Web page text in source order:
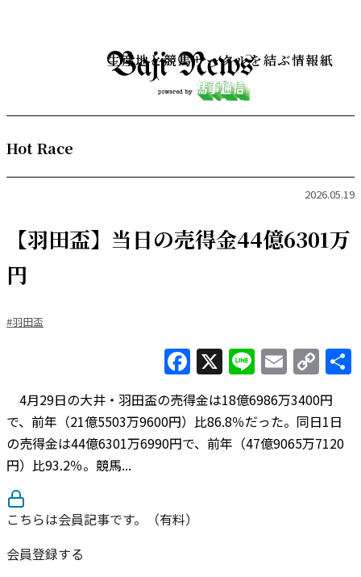
生産地と競馬サークルを結ぶ情報紙
Hot Race
2026.05.19
【羽田盃】当日の売得金44億6301万
円
#羽田盃
Facebook
X LineEmail
4月29日の大井・羽田盃の売得金は18億6986万3400円
で、前年（21億5503万9600円）比86.8％だった。同日1日
の売得金は44億6301万6990円で、前年（47億9065万7120
円）比93.2％。競馬...
こちらは会員記事です。（有料）
会員登録する